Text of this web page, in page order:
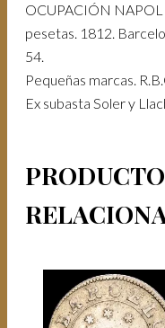
OCUPACIÓN
pesetas. 1812.
54.
Pequeñas marcas.
Ex subasta Soler y